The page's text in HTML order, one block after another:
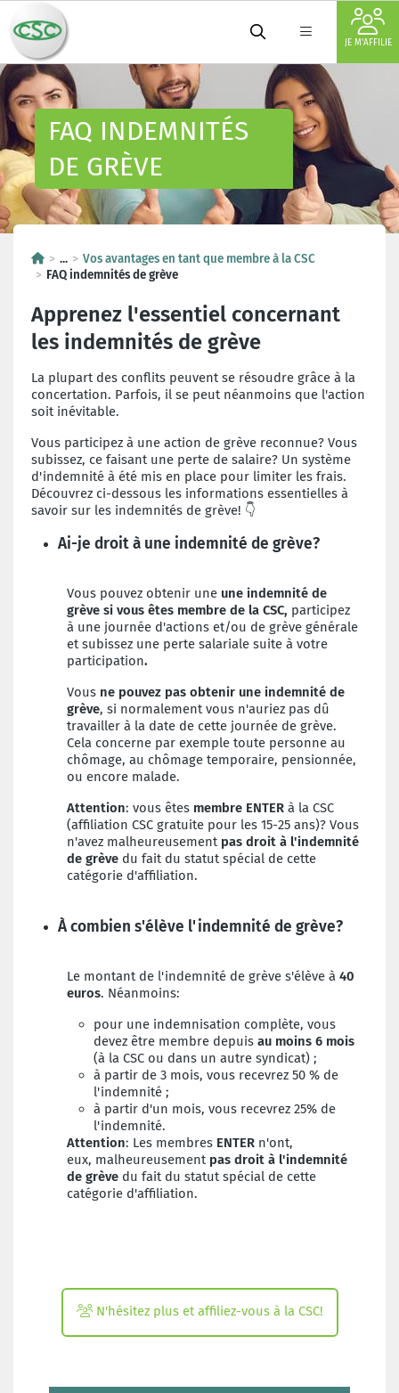
JE M'AFFILIE
FAQ INDEMNITÉS
DE GRÈVE
...
Vos avantages en tant que membre à la CSC
FAQ indemnités de grève
Apprenez l'essentiel concernant
les indemnités de grève
La plupart des conflits peuvent se résoudre grâce à la
concertation. Parfois, il se peut néanmoins que l'action
soit inévitable.
Vous participez à une action de grève reconnue? Vous
subissez, ce faisant une perte de salaire? Un système
d'indemnité à été mis en place pour limiter les frais.
Découvrez ci-dessous les informations essentielles à
savoir sur les indemnités de grève! 👇
Ai-je droit à une indemnité de grève?
Vous pouvez obtenir une une indemnité de
grève si vous êtes membre de la CSC, participez
à une journée d'actions et/ou de grève générale
et subissez une perte salariale suite à votre
participation.
Vous ne pouvez pas obtenir une indemnité de
grève, si normalement vous n'auriez pas dû
travailler à la date de cette journée de grève.
Cela concerne par exemple toute personne au
chômage, au chômage temporaire, pensionnée,
ou encore malade.
Attention: vous êtes membre ENTER à la CSC
(affiliation CSC gratuite pour les 15-25 ans)? Vous
n'avez malheureusement pas droit à l'indemnité
de grève du fait du statut spécial de cette
catégorie d'affiliation.
À combien s'élève l'indemnité de grève?
Le montant de l'indemnité de grève s'élève à 40
euros. Néanmoins:
pour une indemnisation complète, vous
devez être membre depuis au moins 6 mois
(à la CSC ou dans un autre syndicat) ;
à partir de 3 mois, vous recevrez 50 % de
l'indemnité ;
à partir d'un mois, vous recevrez 25% de
l'indemnité.
Attention: Les membres ENTER n'ont,
eux, malheureusement pas droit à l'indemnité
de grève du fait du statut spécial de cette
catégorie d'affiliation.
N'hésitez plus et affiliez-vous à la CSC!